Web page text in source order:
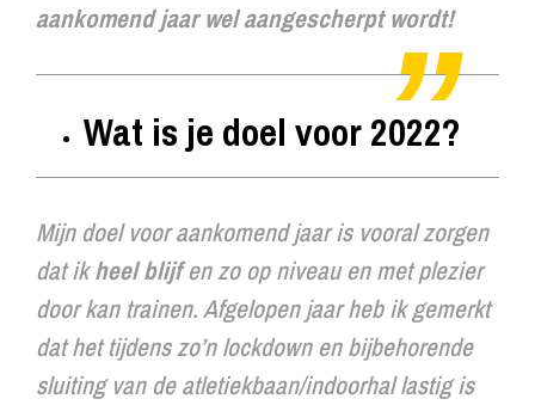
aankomend jaar wel aangescherpt wordt!
Wat is je doel voor 2022?
Mijn doel voor aankomend jaar is vooral zorgen
dat ikheel blijfen zo op niveau en met plezier
door kan trainen. Afgelopen jaar heb ik gemerkt
dat het tijdens zo’n lockdown en bijbehorende
sluiting van de atletiekbaan/indoorhal lastig is